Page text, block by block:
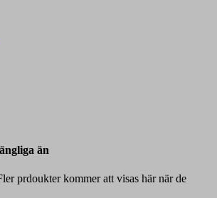
än
prdoukter kommer att visas här när de